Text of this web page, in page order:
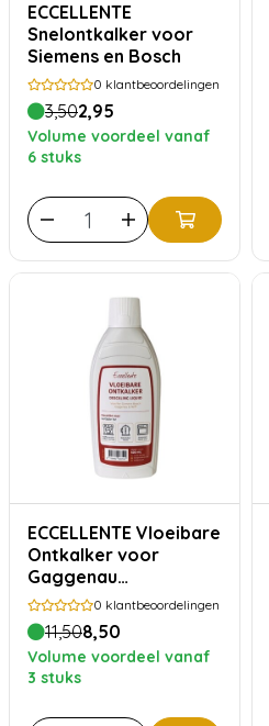
ECCELLENTE
Snelontkalker voor
Siemens en Bosch
0 klantbeoordelingen
3,502,95
Volume voordeel vanaf
6 stuks
ECCELLENTE Vloeibare
Ontkalker voor
Gaggenau
koffiemachine en
stoomoven
0 klantbeoordelingen
11,508,50
Volume voordeel vanaf
3 stuks